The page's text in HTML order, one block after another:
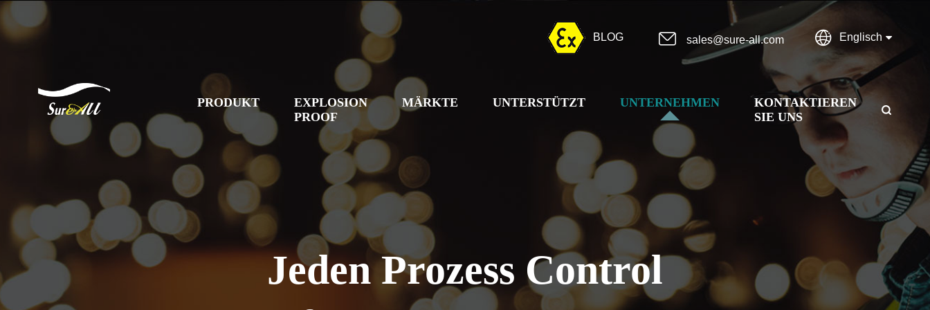
BLOG  sales@sure-all.com  Englisch
PRODUKT
EXPLOSION
PROOF
MÄRKTE UNTERSTÜTZT UNTERNEHMEN
KONTAKTIEREN
SIE UNS

Jeden Prozess Control